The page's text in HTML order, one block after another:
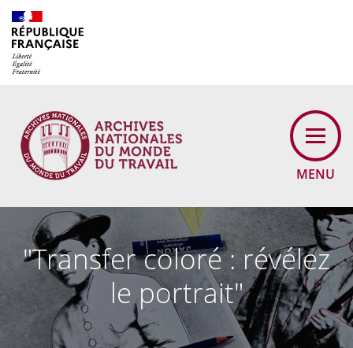
MENU
"Transfer coloré : révélez
le portrait"
Cookies management panel